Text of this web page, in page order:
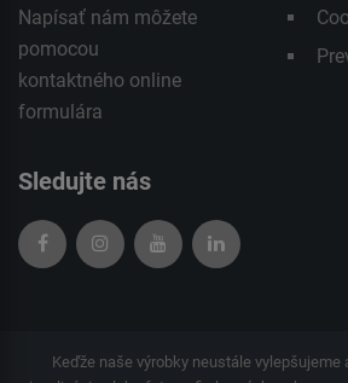
Napísať nám môžete
pomocou
kontaktného online
formulára
Sledujte nás
Keďže naše výrobky neustále vylepšujeme